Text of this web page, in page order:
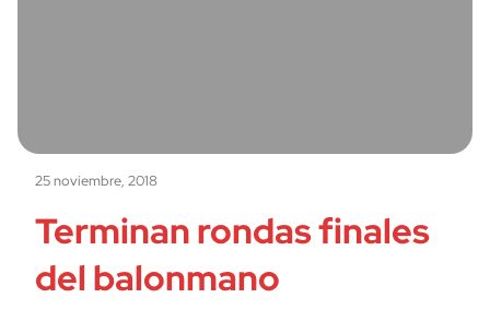
25 noviembre, 2018
Terminan rondas finales
del balonmano